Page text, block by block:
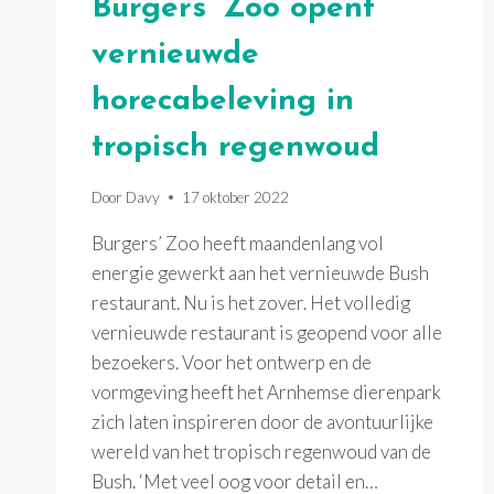
Burgers’ Zoo opent
vernieuwde
horecabeleving in
tropisch regenwoud
Door Davy 17 oktober 2022
Burgers’ Zoo heeft maandenlang vol
energie gewerkt aan het vernieuwde Bush
restaurant. Nu is het zover. Het volledig
vernieuwde restaurant is geopend voor alle
bezoekers. Voor het ontwerp en de
vormgeving heeft het Arnhemse dierenpark
zich laten inspireren door de avontuurlijke
wereld van het tropisch regenwoud van de
Bush. ‘Met veel oog voor detail en…